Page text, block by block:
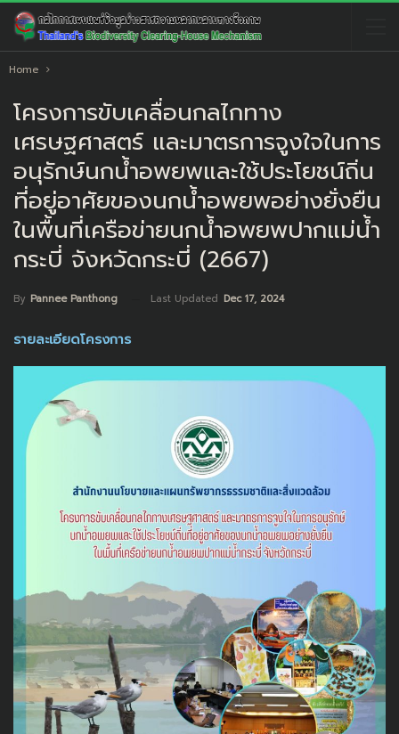
Home
โครงการขับเคลื่อนกลไกทาง
เศรษฐศาสตร์ และมาตรการจูงใจในการ
อนุรักษ์นกน้ำอพยพและใช้ประโยชน์ถิ่น
ที่อยู่อาศัยของนกน้ำอพยพอย่างยั่งยืน
ในพื้นที่เครือข่ายนกน้ำอพยพปากแม่น้ำ
กระบี่ จังหวัดกระบี่ (2667)
By Pannee Panthong Last Updated Dec 17, 2024
รายละเอียดโครงการ